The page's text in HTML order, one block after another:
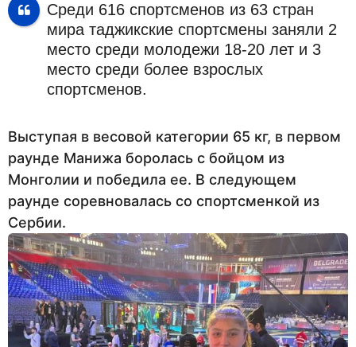
Среди 616 спортсменов из 63 стран
мира таджикские спортсмены заняли 2
место среди молодежи 18-20 лет и 3
место среди более взрослых
спортсменов.
Выступая в весовой категории 65 кг, в первом
раунде Манижа боролась с бойцом из
Монголии и победила ее. В следующем
раунде соревновалась со спортсменкой из
Сербии.